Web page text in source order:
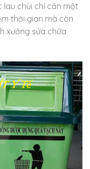
chùi chỉ cần một
thời gian mà còn
xưởng sửa chữa